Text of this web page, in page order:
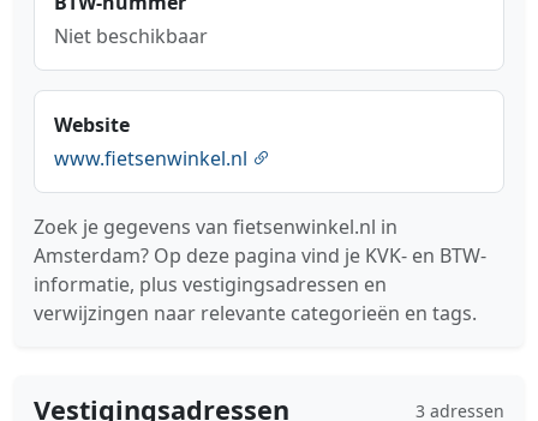
Niet beschikbaar
Website
www.fietsenwinkel.nl
Zoek je gegevens van fietsenwinkel.nl in
Amsterdam? Op deze pagina vind je KVK- en BTW-
informatie, plus vestigingsadressen en
verwijzingen naar relevante categorieën en tags.
Vestigingsadressen 3 adressen